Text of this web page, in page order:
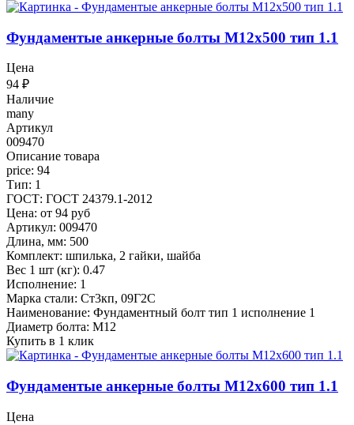
Фундаментые анкерные болты М12x500 тип 1.1
Цена
94 ₽
Наличие
many
Артикул
009470
Описание товара
price: 94
Тип: 1
ГОСТ: ГОСТ 24379.1-2012
Цена: от 94 руб
Артикул: 009470
Длина, мм: 500
Комплект: шпилька, 2 гайки, шайба
Вес 1 шт (кг): 0.47
Исполнение: 1
Марка стали: Ст3кп, 09Г2С
Наименование: Фундаментный болт тип 1 исполнение 1
Диаметр болта: М12
Купить в 1 клик
Фундаментые анкерные болты М12x600 тип 1.1
Цена